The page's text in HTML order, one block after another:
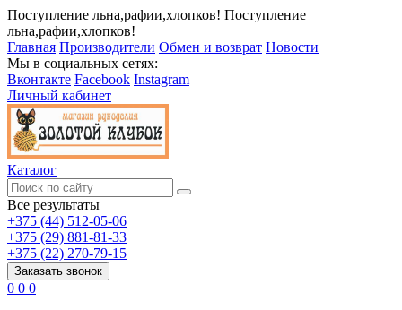
Поступление льна,рафии,хлопков! Поступление
льна,рафии,хлопков!
Главная Производители Обмен и возврат Новости
Мы в социальных сетях:
Вконтакте Facebook Instagram
Личный кабинет
Каталог
Все результаты
+375 (44) 512-05-06
+375 (29) 881-81-33
+375 (22) 270-79-15
Заказать звонок
0 0 0